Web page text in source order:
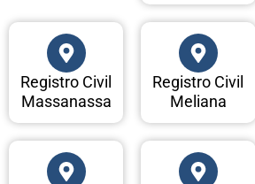
Registro Civil
Massanassa
Registro Civil
Meliana